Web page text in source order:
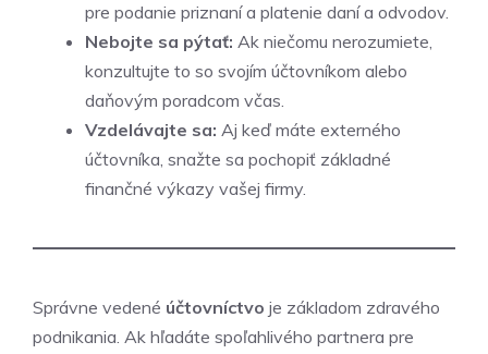
pre podanie priznaní a platenie daní a odvodov.
Nebojte sa pýtať: Ak niečomu nerozumiete,
konzultujte to so svojím účtovníkom alebo
daňovým poradcom včas.
Vzdelávajte sa: Aj keď máte externého
účtovníka, snažte sa pochopiť základné
finančné výkazy vašej firmy.
Správne vedené účtovníctvo je základom zdravého
podnikania. Ak hľadáte spoľahlivého partnera pre